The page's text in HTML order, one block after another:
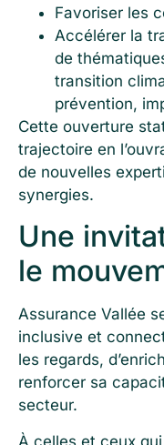
Favoriser les
Accélérer la
de
transition
prévention,
Cette ouverture
trajectoire en
de nouvelles
synergies.
Une
le
Assurance Vallée
inclusive et
les regards,
renforcer sa
secteur.
À celles et ceux